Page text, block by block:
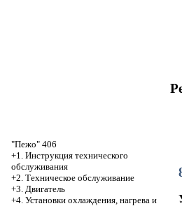
"Пежо" 406
+1. Инструкция технического
обслуживания
+2. Техническое обслуживание
+3. Двигатель
+4. Установки охлаждения, нагрева и